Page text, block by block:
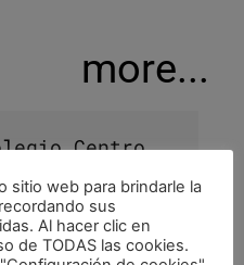
more...
Centro
22 de julio de 2026 •
,espacio público
sitio web para brindarle la
sus
Al hacer clic en
de TODAS las cookies.